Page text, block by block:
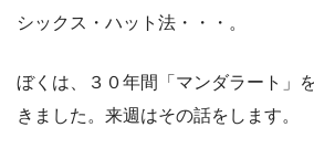
シックス・ハット法・・・。
ぼくは、３０年間「マンダラート」
きました。来週はその話をします。